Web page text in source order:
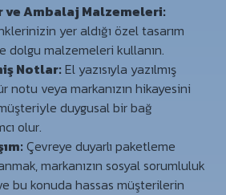
ve Ambalaj Malzemeleri:
yer aldığı özel tasarım
dolgu malzemeleri kullanın.
Notlar: El yazısıyla yazılmış
notu veya markanızın hikayesini
duygusal bir bağ
olur.
Çevreye duyarlı paketleme
markanızın sosyal sorumluluk
bu konuda hassas müşterilerin